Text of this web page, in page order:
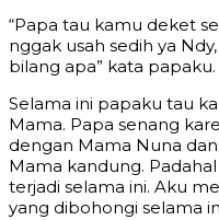
“Papa tau kamu deket
nggak usah sedih ya
bilang apa” kata papaku.
Selama ini papaku tau
Mama. Papa senang
dengan Mama Nuna
Mama kandung.
terjadi selama ini. Aku
yang dibohongi selama